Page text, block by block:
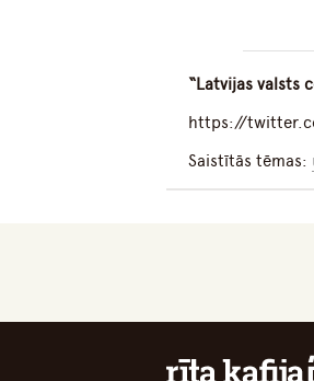
“Latvijas valsts
https://
Saistītās tēmas: